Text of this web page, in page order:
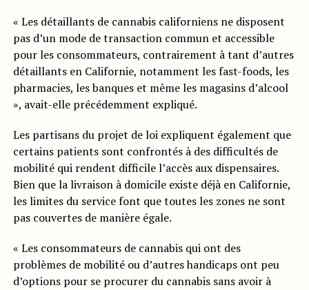
« Les détaillants de cannabis californiens ne disposent
pas d’un mode de transaction commun et accessible
pour les consommateurs, contrairement à tant d’autres
détaillants en Californie, notamment les fast-foods, les
pharmacies, les banques et même les magasins d’alcool
», avait-elle précédemment expliqué.
Les partisans du projet de loi expliquent également que
certains patients sont confrontés à des difficultés de
mobilité qui rendent difficile l’accès aux dispensaires.
Bien que la livraison à domicile existe déjà en Californie,
les limites du service font que toutes les zones ne sont
pas couvertes de manière égale.
« Les consommateurs de cannabis qui ont des
problèmes de mobilité ou d’autres handicaps ont peu
d’options pour se procurer du cannabis sans avoir à